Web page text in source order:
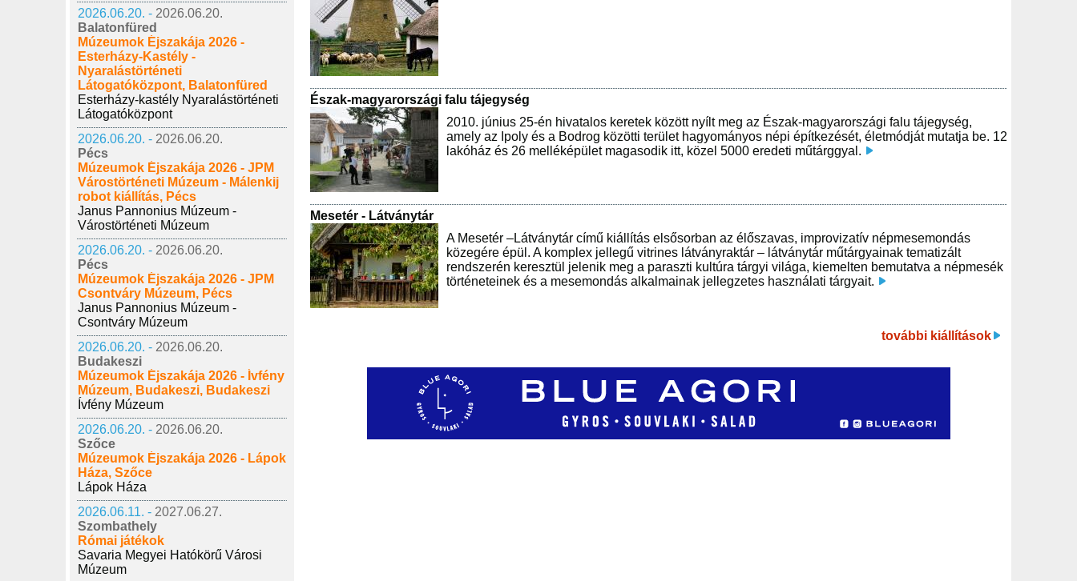
2026.06.20. - 2026.06.20.
Balatonfüred
Múzeumok Éjszakája 2026 -
Esterházy-Kastély -
Nyaralástörténeti
Látogatóközpont, Balatonfüred
Esterházy-kastély Nyaralástörténeti
Látogatóközpont
2026.06.20. - 2026.06.20.
Pécs
Múzeumok Éjszakája 2026 - JPM
Várostörténeti Múzeum - Málenkij
robot kiállítás, Pécs
Janus Pannonius Múzeum -
Várostörténeti Múzeum
2026.06.20. - 2026.06.20.
Pécs
Múzeumok Éjszakája 2026 - JPM
Csontváry Múzeum, Pécs
Janus Pannonius Múzeum -
Csontváry Múzeum
2026.06.20. - 2026.06.20.
Budakeszi
Múzeumok Éjszakája 2026 - Ívfény
Múzeum, Budakeszi, Budakeszi
Ívfény Múzeum
2026.06.20. - 2026.06.20.
Szőce
Múzeumok Éjszakája 2026 - Lápok
Háza, Szőce
Lápok Háza
2026.06.11. - 2027.06.27.
Szombathely
Római játékok
Savaria Megyei Hatókörű Városi
Múzeum
Észak-magyarországi falu tájegység
2010. június 25-én hivatalos keretek között nyílt meg az Észak-magyarországi falu tájegység,
amely az Ipoly és a Bodrog közötti terület hagyományos népi építkezését, életmódját mutatja be. 12
lakóház és 26 melléképület magasodik itt, közel 5000 eredeti műtárggyal.
Mesetér - Látványtár
A Mesetér –Látványtár című kiállítás elsősorban az élőszavas, improvizatív népmesemondás
közegére épül. A komplex jellegű vitrines látványraktár – látványtár műtárgyainak tematizált
rendszerén keresztül jelenik meg a paraszti kultúra tárgyi világa, kiemelten bemutatva a népmesék
történeteinek és a mesemondás alkalmainak jellegzetes használati tárgyait.
további kiállítások